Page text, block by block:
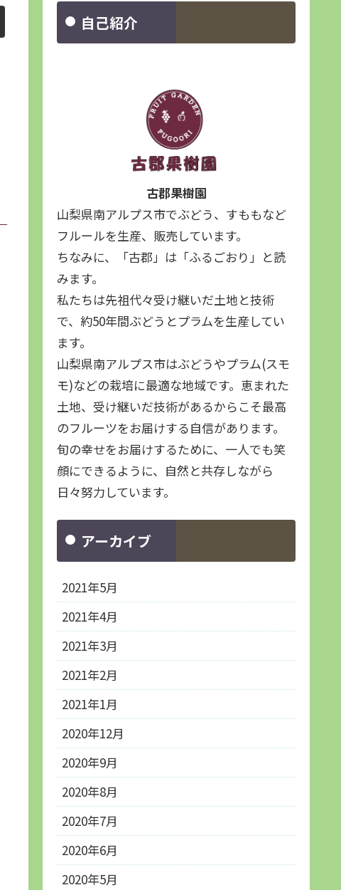
自己紹介
古郡果樹園
山梨県南アルプス市でぶどう、すももなど
フルールを生産、販売しています。
ちなみに、「古郡」は「ふるごおり」と読
みます。
私たちは先祖代々受け継いだ土地と技術
で、約50年間ぶどうとプラムを生産してい
ます。
山梨県南アルプス市はぶどうやプラム(スモ
モ)などの栽培に最適な地域です。恵まれた
土地、受け継いだ技術があるからこそ最高
のフルーツをお届けする自信があります。
旬の幸せをお届けするために、一人でも笑
顔にできるように、自然と共存しながら
日々努力しています。
アーカイブ
2021年5月
2021年4月
2021年3月
2021年2月
2021年1月
2020年12月
2020年9月
2020年8月
2020年7月
2020年6月
2020年5月